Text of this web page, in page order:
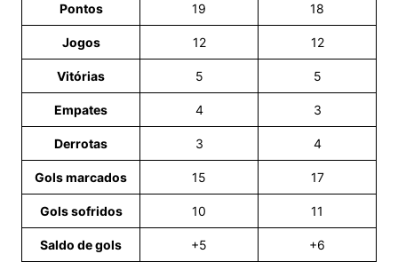
Pontos 19 18
Jogos 12 12
Vitórias 5 5
Empates 4 3
Derrotas 3 4
Gols marcados 15 17
Gols sofridos 10 11
Saldo de gols +5 +6